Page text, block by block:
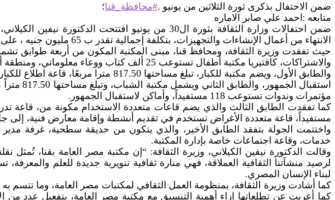
ضمن الاحتفال بذكرى ثورة الثلاثين من يونيو .#محافظة_قنا؛
متابعه :احمد علي صابر الاماره
ضمن احتفالات وزارة الثقافة بثورة ال30 من يونيو
الانتهاء من أعمال الإنشاءات والتجهيزات، بتكلفة إجمالية تقدر ب 65 مليون جنيه ، على مساحة كلية 4400 متر مربع.
والاشتراكات، كافتيريا مكتبة أطفال تستوعب 25 ألف كتاب ووعاء معلوماتي، ومنطقة أنشطة للأطفال
مؤتمرات وندوات تستوعب 118 مستفيداً، وأماكن لاستقبال الجمهور.
مستفيداً، قاعة متعددة الأغراض تستخدم في تقديم أنشطة وإقامة معارض فنية، إلى
واختتمت الجولة بتفقد الطابق الأخير، والذي يتكون من حديقة سطحية، غرفة
خدمات، وقاعة اجتماعات خاصة بإدارة المكتبة.
وقالت الدكتورة نيفين الكيلاني، وزيرة الثقافة: “إن مكتبة مصر العامة بقنا،
لرصيد منشآتنا الثقافية العملاقة، فهي منارة ثقافية تنويرية جديدة للعلم
لبناء الإنسان المصري.
كما أشادت وزيرة الثقافة، بمنظومة العمل الثقافي لمكتبات مصر العامة، وما تتسم
كما أعربت عن تطلعاتها إزاء أهمية التنسيق مع مكتبة مصر العامة، بتفعيل عدد من